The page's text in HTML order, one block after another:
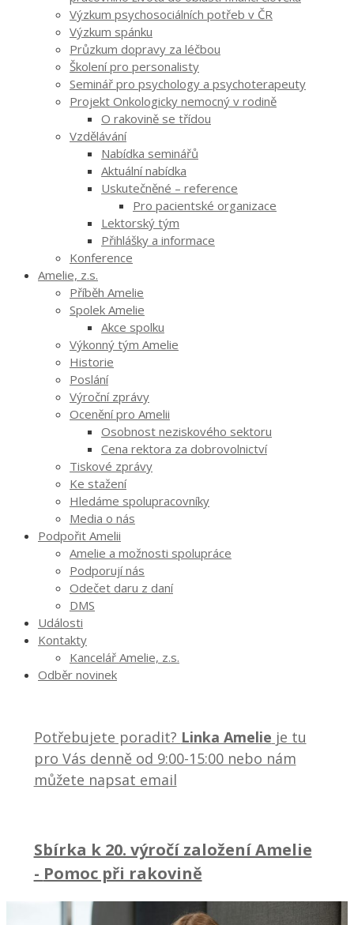
Výzkum psychosociálních potřeb v ČR
Výzkum spánku
Průzkum dopravy za léčbou
Školení pro personalisty
Seminář pro psychology a psychoterapeuty
Projekt Onkologicky nemocný v rodině
O rakovině se třídou
Vzdělávání
Nabídka seminářů
Aktuální nabídka
Uskutečněné – reference
Pro pacientské organizace
Lektorský tým
Přihlášky a informace
Konference
Amelie, z.s.
Příběh Amelie
Spolek Amelie
Akce spolku
Výkonný tým Amelie
Historie
Poslání
Výroční zprávy
Ocenění pro Amelii
Osobnost neziskového sektoru
Cena rektora za dobrovolnictví
Tiskové zprávy
Ke stažení
Hledáme spolupracovníky
Media o nás
Podpořit Amelii
Amelie a možnosti spolupráce
Podporují nás
Odečet daru z daní
DMS
Události
Kontakty
Kancelář Amelie, z.s.
Odběr novinek
Potřebujete poradit? Linka Amelie je tu
pro Vás denně od 9:00-15:00 nebo nám
můžete napsat email
Sbírka k 20. výročí založení Amelie
- Pomoc při rakovině